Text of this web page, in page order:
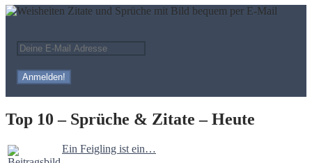
Top 10 – Sprüche & Zitate – Heute
Ein Feigling ist ein…